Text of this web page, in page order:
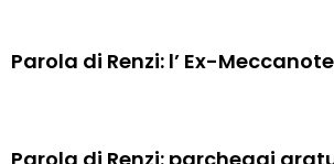
Parola di Renzi: l’ Ex-